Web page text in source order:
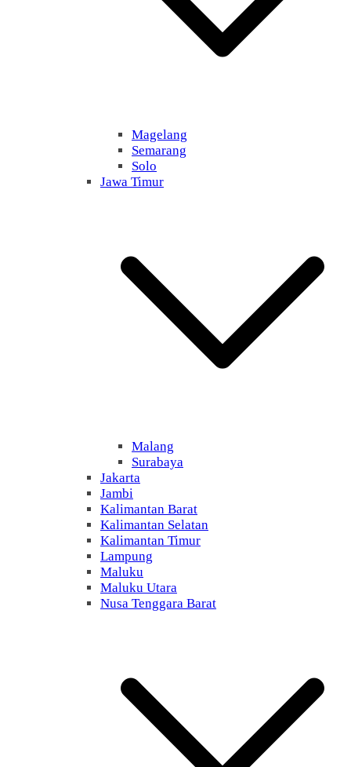
Magelang
Semarang
Solo
Jawa Timur
Malang
Surabaya
Jakarta
Jambi
Kalimantan Barat
Kalimantan Selatan
Kalimantan Timur
Lampung
Maluku
Maluku Utara
Nusa Tenggara Barat